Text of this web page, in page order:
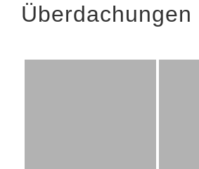
Überdachungen